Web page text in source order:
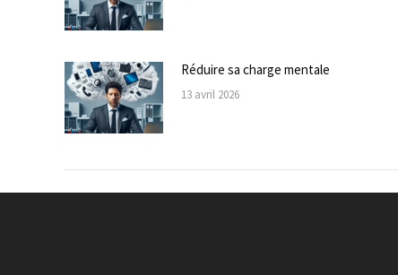
Réduire sa charge mentale
13 avril 2026